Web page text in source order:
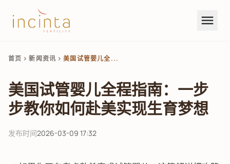
menu
首页 chevron_right新闻资讯 chevron_right美国试管婴儿全...
美国试管婴儿全程指南：一步
步教你如何赴美实现生育梦想
发布时间2026-03-09 17:32